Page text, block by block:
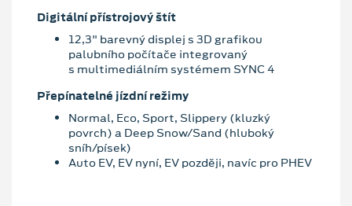
Digitální přístrojový štít
12,3" barevný displej s 3D grafikou
palubního počítače integrovaný
s multimediálním systémem SYNC 4
Přepínatelné jízdní režimy
Normal, Eco, Sport, Slippery (kluzký
povrch) a Deep Snow/Sand (hluboký
sníh/písek)
Auto EV, EV nyní, EV později, navíc pro PHEV